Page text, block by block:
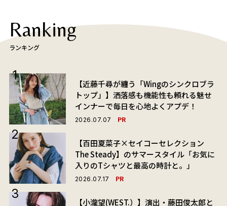
Ranking
ランキング
【近藤千尋が纏う「Wingのシンクロブラ
トップ」】洒落感も機能性も頼れる魅せ
インナーで毎日を心地よくアプデ！
2026.07.07 PR
【百田夏菜子×セイコーセレクション
The Steady】のサマースタイル「お気に
入りのTシャツと最高の時計と。」
2026.07.17 PR
【小瀧望(WEST.）】演出・藤田俊太郎と